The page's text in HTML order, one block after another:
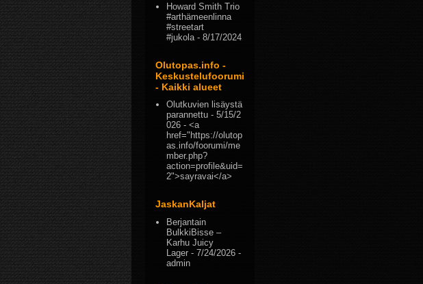
Howard Smith Trio
#arthämeenlinna
#streetart
#jukola - 8/17/2024
Olutopas.info -
Keskustelufoorumi
- Kaikki alueet
Olutkuvien lisäystä
parannettu - 5/15/2
026 - <a
href="https://olutop
as.info/foorumi/me
mber.php?
action=profile&uid=
2">sayravai</a>
JaskanKaljat
Berjantain
BulkkiBisse –
Karhu Juicy
Lager - 7/24/2026 -
admin